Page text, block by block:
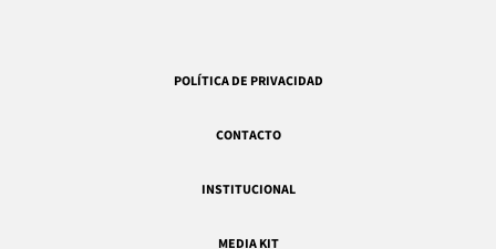
POLÍTICA DE PRIVACIDAD
CONTACTO
INSTITUCIONAL
MEDIA KIT